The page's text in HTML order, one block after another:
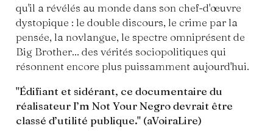
qu'il a révélés au monde dans son chef-d'œuvre
dystopique : le double discours, le crime par la
pensée, la novlangue, le spectre omniprésent de
Big Brother... des vérités sociopolitiques qui
résonnent encore plus puissamment aujourd'hui.
"Édifiant et sidérant, ce documentaire du
réalisateur I’m Not Your Negro devrait être
classé d’utilité publique." (aVoiraLire)